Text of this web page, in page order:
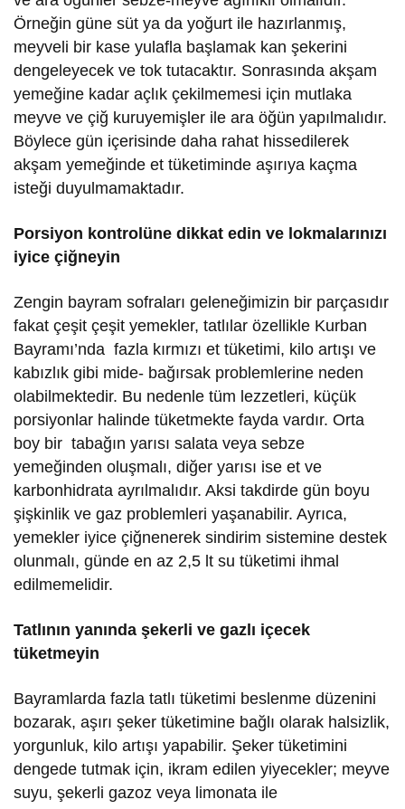
Örneğin güne süt ya da yoğurt ile hazırlanmış,
meyveli bir kase yulafla başlamak kan şekerini
dengeleyecek ve tok tutacaktır. Sonrasında akşam
yemeğine kadar açlık çekilmemesi için mutlaka
meyve ve çiğ kuruyemişler ile ara öğün yapılmalıdır.
Böylece gün içerisinde daha rahat hissedilerek
akşam yemeğinde et tüketiminde aşırıya kaçma
isteği duyulmamaktadır.
Porsiyon kontrolüne dikkat edin ve lokmalarınızı
iyice çiğneyin
Zengin bayram sofraları geleneğimizin bir parçasıdır
fakat çeşit çeşit yemekler, tatlılar özellikle Kurban
Bayramı’nda fazla kırmızı et tüketimi, kilo artışı ve
kabızlık gibi mide- bağırsak problemlerine neden
olabilmektedir. Bu nedenle tüm lezzetleri, küçük
porsiyonlar halinde tüketmekte fayda vardır. Orta
boy bir tabağın yarısı salata veya sebze
yemeğinden oluşmalı, diğer yarısı ise et ve
karbonhidrata ayrılmalıdır. Aksi takdirde gün boyu
şişkinlik ve gaz problemleri yaşanabilir. Ayrıca,
yemekler iyice çiğnenerek sindirim sistemine destek
olunmalı, günde en az 2,5 lt su tüketimi ihmal
edilmemelidir.
Tatlının yanında şekerli ve gazlı içecek
tüketmeyin
Bayramlarda fazla tatlı tüketimi beslenme düzenini
bozarak, aşırı şeker tüketimine bağlı olarak halsizlik,
yorgunluk, kilo artışı yapabilir. Şeker tüketimini
dengede tutmak için, ikram edilen yiyecekler; meyve
suyu, şekerli gazoz veya limonata ile